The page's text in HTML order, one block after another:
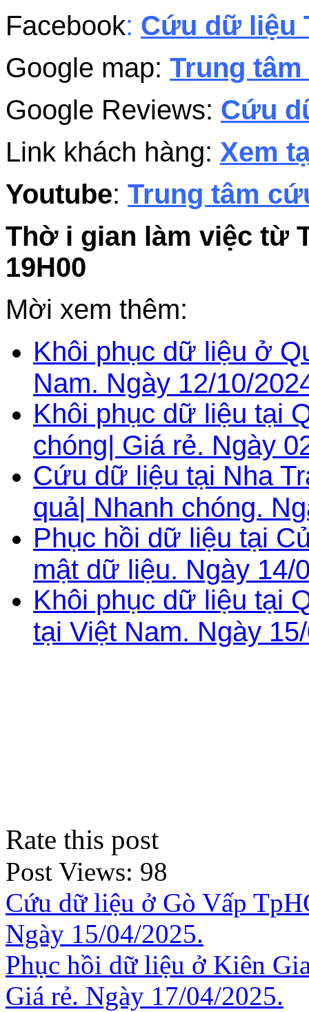
Facebook: Cứu dữ liệu
Google map: Trung
Google Reviews: Cứu
Link khách hàng: Xem
Youtube: Trung tâm
Thờ i gian làm việc từ
19H00
Mời xem thêm:
Khôi phục dữ liệu ở
Nam. Ngày 12/10/
Khôi phục dữ liệu tại
chóng| Giá rẻ. Ngày
Cứu dữ liệu tại Nha
quả| Nhanh chóng.
Phục hồi dữ liệu tại
mật dữ liệu. Ngày 14/
Khôi phục dữ liệu tại
tại Việt Nam. Ngày
Rate this post
Post Views: 98
Cứu dữ liệu ở Gò Vấp
Ngày 15/04/2025.
Phục hồi dữ liệu ở Kiên
Giá rẻ. Ngày 17/04/2025.